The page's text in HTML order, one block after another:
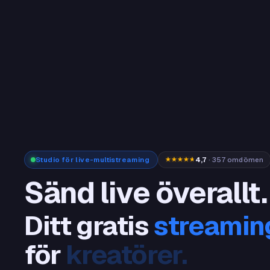
Studio för live-multistreaming 4,7 · 357 omdömen
Sänd live överallt.
Ditt gratis
förstreamare.